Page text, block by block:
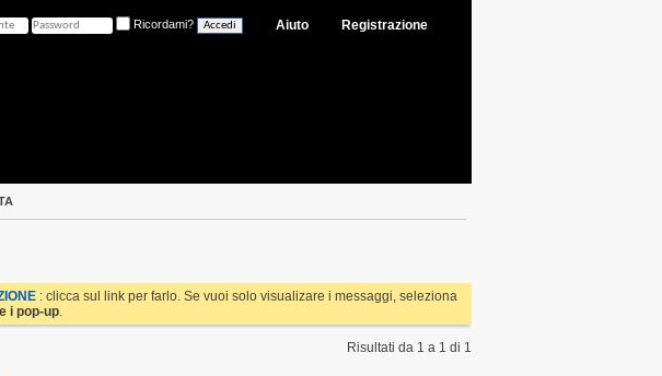
Registrazione
Aiuto
Ricordami?
: clicca sul link per farlo. Se vuoi solo visualizare i messaggi, seleziona
i pop-up.
Risultati da 1 a 1 di 1